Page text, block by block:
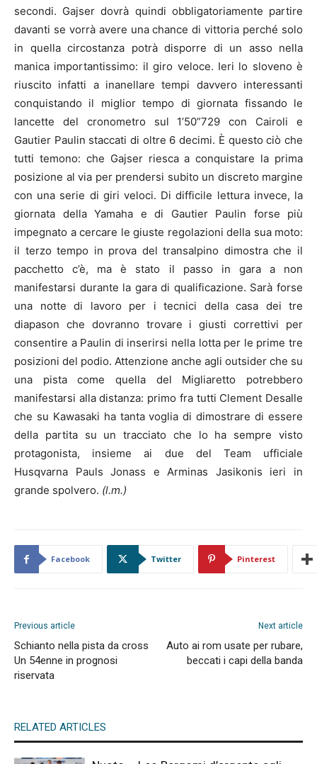
secondi. Gajser dovrà quindi obbligatoriamente partire
davanti se vorrà avere una chance di vittoria perché solo
in quella circostanza potrà disporre di un asso nella
manica importantissimo: il giro veloce. Ieri lo sloveno è
riuscito infatti a inanellare tempi davvero interessanti
conquistando il miglior tempo di giornata fissando le
lancette del cronometro sul 1’50”729 con Cairoli e
Gautier Paulin staccati di oltre 6 decimi. È questo ciò che
tutti temono: che Gajser riesca a conquistare la prima
posizione al via per prendersi subito un discreto margine
con una serie di giri veloci. Di difficile lettura invece, la
giornata della Yamaha e di Gautier Paulin forse più
impegnato a cercare le giuste regolazioni della sua moto:
il terzo tempo in prova del transalpino dimostra che il
pacchetto c’è, ma è stato il passo in gara a non
manifestarsi durante la gara di qualificazione. Sarà forse
una notte di lavoro per i tecnici della casa dei tre
diapason che dovranno trovare i giusti correttivi per
consentire a Paulin di inserirsi nella lotta per le prime tre
posizioni del podio. Attenzione anche agli outsider che su
una pista come quella del Migliaretto potrebbero
manifestarsi alla distanza: primo fra tutti Clement Desalle
che su Kawasaki ha tanta voglia di dimostrare di essere
della partita su un tracciato che lo ha sempre visto
protagonista, insieme ai due del Team ufficiale
Husqvarna Pauls Jonass e Arminas Jasikonis ieri in
grande spolvero. (l.m.)
Facebook Twitter Pinterest
Previous article
Schianto nella pista da cross
Un 54enne in prognosi
riservata
Next article
Auto ai rom usate per rubare,
beccati i capi della banda
RELATED ARTICLES